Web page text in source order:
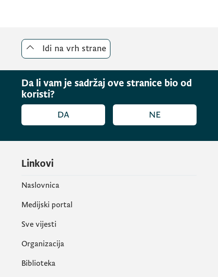
Rok za dostavljanje predloga je 15 (petnaest)
dana od dana objavljivanja Javnog
poziva.
Nepotpune i neblagovremene prijave neće
Javni poziv i obrazac možete preuzeti
ovdje:
Idi na vrh strane
Da li vam je sadržaj ove stranice bio od
koristi?
DA NE
Linkovi
Naslovnica
Medijski portal
Sve vijesti
Organizacija
Biblioteka